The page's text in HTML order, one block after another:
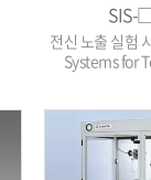
SIS-
전신 노출 실험
Systems for